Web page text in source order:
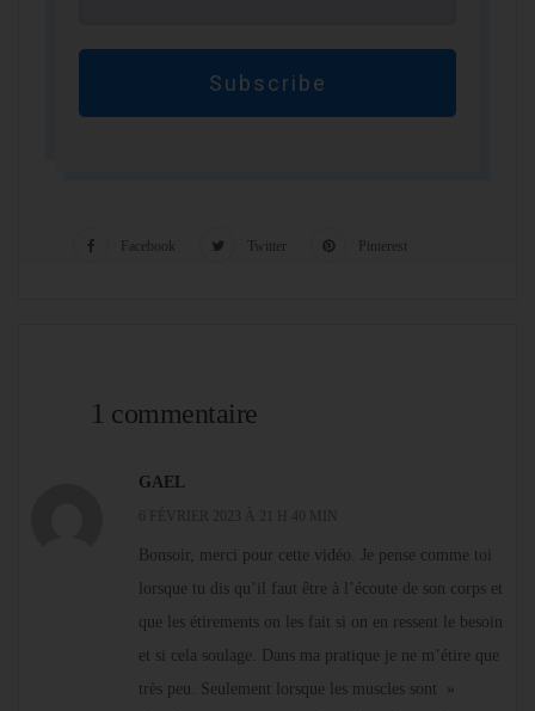
Subscribe
Facebook Twitter Pinterest
1 commentaire
GAEL
6 FÉVRIER 2023 À 21 H 40 MIN
Bonsoir, merci pour cette vidéo. Je pense comme toi
lorsque tu dis qu’il faut être à l’écoute de son corps et
que les étirements on les fait si on en ressent le besoin
et si cela soulage. Dans ma pratique je ne m’étire que
très peu. Seulement lorsque les muscles sont »